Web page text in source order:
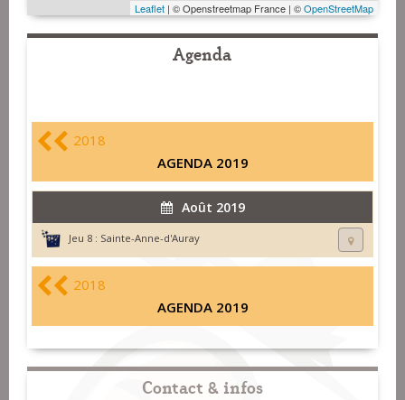
Leaflet | © Openstreetmap France | ©OpenStreetMap
Agenda
2018
AGENDA 2019
Août 2019
Jeu 8 : Sainte-Anne-d'Auray
2018
AGENDA 2019
Contact & infos